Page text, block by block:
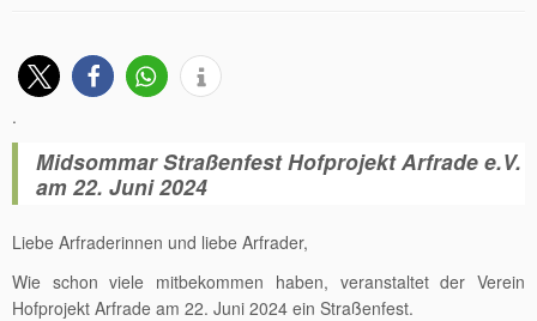
.
Midsommar Straßenfest Hofprojekt Arfrade e.V.
am 22. Juni 2024
Liebe Arfraderinnen und liebe Arfrader,
Wie schon viele mitbekommen haben, veranstaltet der Verein
Hofprojekt Arfrade am 22. Juni 2024 ein Straßenfest.